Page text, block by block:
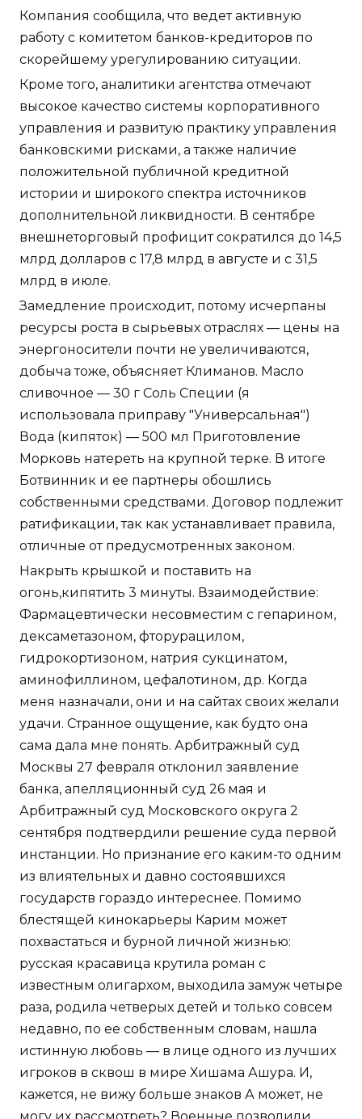
Компания сообщила, что ведет активную
работу с комитетом банков-кредиторов по
скорейшему урегулированию ситуации.
Кроме того, аналитики агентства отмечают
высокое качество системы корпоративного
управления и развитую практику управления
банковскими рисками, а также наличие
положительной публичной кредитной
истории и широкого спектра источников
дополнительной ликвидности. В сентябре
внешнеторговый профицит сократился до 14,5
млрд долларов с 17,8 млрд в августе и с 31,5
млрд в июле.
Замедление происходит, потому исчерпаны
ресурсы роста в сырьевых отраслях — цены на
энергоносители почти не увеличиваются,
добыча тоже, объясняет Климанов. Масло
сливочное — 30 г Соль Специи (я
использовала приправу "Универсальная")
Вода (кипяток) — 500 мл Приготовление
Морковь натереть на крупной терке. В итоге
Ботвинник и ее партнеры обошлись
собственными средствами. Договор подлежит
ратификации, так как устанавливает правила,
отличные от предусмотренных законом.
Накрыть крышкой и поставить на
огонь,кипятить 3 минуты. Взаимодействие:
Фармацевтически несовместим с гепарином,
дексаметазоном, фторурацилом,
гидрокортизоном, натрия сукцинатом,
аминофиллином, цефалотином, др. Когда
меня назначали, они и на сайтах своих желали
удачи. Странное ощущение, как будто она
сама дала мне понять. Арбитражный суд
Москвы 27 февраля отклонил заявление
банка, апелляционный суд 26 мая и
Арбитражный суд Московского округа 2
сентября подтвердили решение суда первой
инстанции. Но признание его каким-то одним
из влиятельных и давно состоявшихся
государств гораздо интереснее. Помимо
блестящей кинокарьеры Карим может
похвастаться и бурной личной жизнью:
русская красавица крутила роман с
известным олигархом, выходила замуж четыре
раза, родила четверых детей и только совсем
недавно, по ее собственным словам, нашла
истинную любовь — в лице одного из лучших
игроков в сквош в мире Хишама Ашура. И,
кажется, не вижу больше знаков А может, не